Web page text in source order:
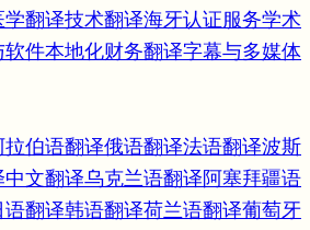
学翻译技术翻译海牙认证服务学术
软件本地化财务翻译字幕与多媒体
拉伯语翻译俄语翻译法语翻译波斯
中文翻译乌克兰语翻译 阿塞拜疆语
语翻译韩语翻译荷兰语翻译葡萄牙